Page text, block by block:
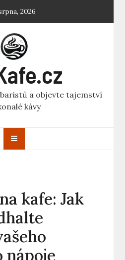
2026
a objevte tajemství
kávy
kafe: Jak
nápoje